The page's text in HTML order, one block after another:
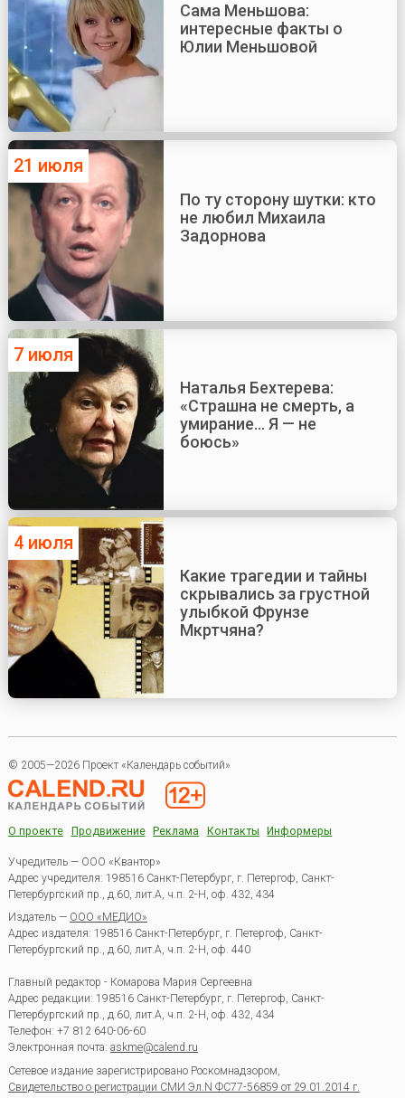
Сама Меньшова:
интересные факты о
Юлии Меньшовой
21 июля
По ту сторону шутки: кто
не любил Михаила
Задорнова
7 июля
Наталья Бехтерева:
«Страшна не смерть, а
умирание... Я — не
боюсь»
4 июля
Какие трагедии и тайны
скрывались за грустной
улыбкой Фрунзе
Мкртчяна?
© 2005—2026 Проект «Календарь событий»
О проекте Продвижение Реклама Контакты Информеры
Учредитель — ООО «Квантор»
Адрес учредителя: 198516 Санкт-Петербург, г. Петергоф, Санкт-
Петербургский пр., д.60, лит.А, ч.п. 2-Н, оф. 432, 434
Издатель — ООО «МЕДИО»
Адрес издателя: 198516 Санкт-Петербург, г. Петергоф, Санкт-
Петербургский пр., д.60, лит.А, ч.п. 2-Н, оф. 440
Главный редактор - Комарова Мария Сергеевна
Адрес редакции: 198516 Санкт-Петербург, г. Петергоф, Санкт-
Петербургский пр., д.60, лит.А, ч.п. 2-Н, оф. 432, 434
Телефон: +7 812 640-06-60
Электронная почта: askme@calend.ru
Сетевое издание зарегистрировано Роскомнадзором,
Свидетельство о регистрации СМИ Эл.N ФС77-56859 от 29.01.2014 г.